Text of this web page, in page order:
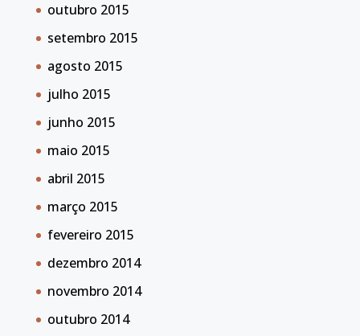
outubro 2015
setembro 2015
agosto 2015
julho 2015
junho 2015
maio 2015
abril 2015
março 2015
fevereiro 2015
dezembro 2014
novembro 2014
outubro 2014